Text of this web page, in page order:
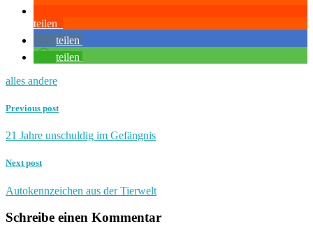
teilen
teilen
teilen
alles andere
Previous post
21 Jahre unschuldig im Gefängnis
Next post
Autokennzeichen aus der Tierwelt
Schreibe einen Kommentar